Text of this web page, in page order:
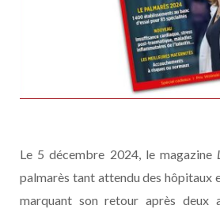
Le 5 décembre 2024, le magazine
palmarès tant attendu des hôpitaux
marquant son retour après deux